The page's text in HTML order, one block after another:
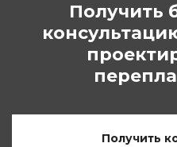
Получить
Получить